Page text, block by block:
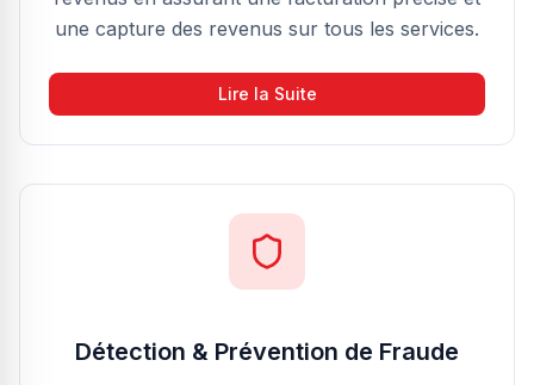
une capture des revenus sur tous les services.
Lire la Suite
Détection & Prévention de Fraude